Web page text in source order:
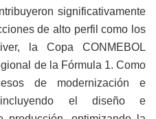
significativamente
de alto perfil como los
la Copa CONMEBOL
de la Fórmula 1. Como
de modernización e
incluyendo el diseño e